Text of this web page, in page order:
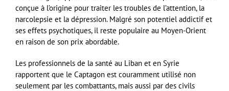
conçue à l’origine pour traiter les troubles de l’attention, la
narcolepsie et la dépression. Malgré son potentiel addictif et
ses effets psychotiques, il reste populaire au Moyen-Orient
en raison de son prix abordable.
Les professionnels de la santé au Liban et en Syrie
rapportent que le Captagon est couramment utilisé non
seulement par les combattants, mais aussi par des civils